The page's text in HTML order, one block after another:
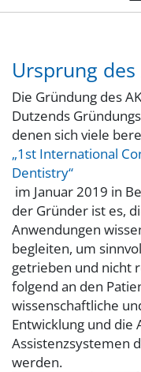
Ursprung des
Die Gründung des
Dutzends
denen sich viele
„1st International
Dentistry“
im Januar 2019 in
der Gründer ist es,
Anwendungen
begleiten, um
getrieben und nicht
folgend an den
wissenschaftliche
Entwicklung und die
Assistenzsystemen
werden.